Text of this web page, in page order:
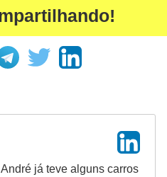
já teve alguns carros